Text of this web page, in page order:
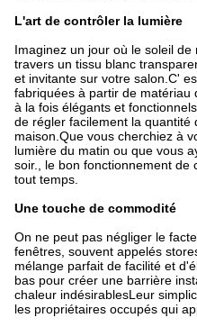
L'art de contrôler la lumière
Imaginez un jour où le soleil
travers un tissu blanc
et invitante sur votre salon.C'
fabriquées à partir de matériau
à la fois élégants et
de régler facilement la
maison.Que vous cherchiez à
lumière du matin ou que vous
soir., le bon fonctionnement de
tout temps.
Une touche de commodité
On ne peut pas négliger le
fenêtres, souvent appelés
mélange parfait de facilité et
bas pour créer une barrière
chaleur indésirablesLeur
les propriétaires occupés qui